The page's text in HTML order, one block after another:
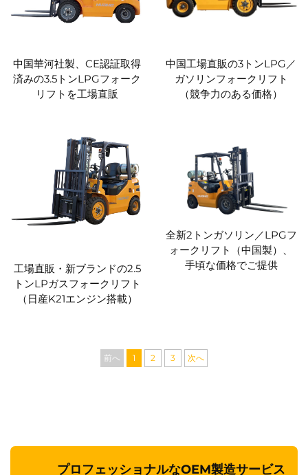
中国華河社製、CE認証取得
済みの3.5トンLPGフォーク
リフトを工場直販
中国工場直販の3トンLPG／
ガソリンフォークリフト
（競争力のある価格）
工場直販・新ブランドの2.5
トンLPガスフォークリフト
（日産K21エンジン搭載）
全新2トンガソリン／LPGフ
ォークリフト（中国製）、
手頃な価格でご提供
前へ 1 2 3 次へ
プロフェッショナルなOEM製造サービス